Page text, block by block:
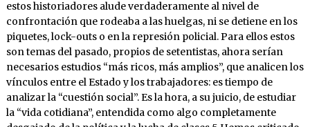
estos historiadores alude verdaderamente al nivel de
confrontación que rodeaba a las huelgas, ni se detiene en los
piquetes, lock-outs o en la represión policial. Para ellos estos
son temas del pasado, propios de setentistas, ahora serían
necesarios estudios “más ricos, más amplios”, que analicen los
vínculos entre el Estado y los trabajadores: es tiempo de
analizar la “cuestión social”. Es la hora, a su juicio, de estudiar
la “vida cotidiana”, entendida como algo completamente